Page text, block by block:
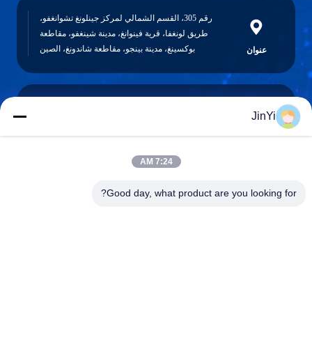
عنوان
رقم 305، القسم الشمالي لمركز جينلونغ تشوانغفو،
طريق لونغفا، قرية فينوانغ، مدينة شينغفو، مقاطعة
بوكسينغ، مدينة بينجو، مقاطعة شاندونغ، الصين
JinYi
7:24 AM
Good day, what product are you looking for?